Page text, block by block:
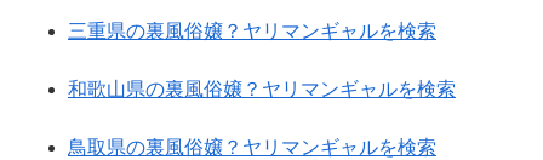
三重県の裏風俗嬢？ヤリマンギャルを検索
和歌山県の裏風俗嬢？ヤリマンギャルを検索
鳥取県の裏風俗嬢？ヤリマンギャルを検索